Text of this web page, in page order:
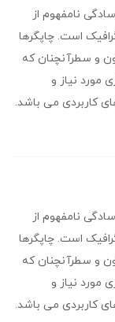
نامفهوم از
است. چاپگرها
و سطرآنچنان که
مورد نیاز و
کاربردی می باشد.
نامفهوم از
است. چاپگرها
و سطرآنچنان که
مورد نیاز و
کاربردی می باشد.